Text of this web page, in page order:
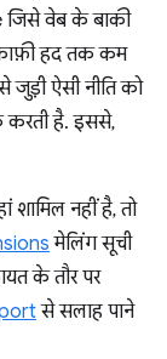
जिसे वेब के बाकी
काफ़ी हद तक कम
जुड़ी ऐसी नीति को
करती है. इससे,
नहीं है, तो
मेलिंग सूची
के तौर पर
से सलाह पाने